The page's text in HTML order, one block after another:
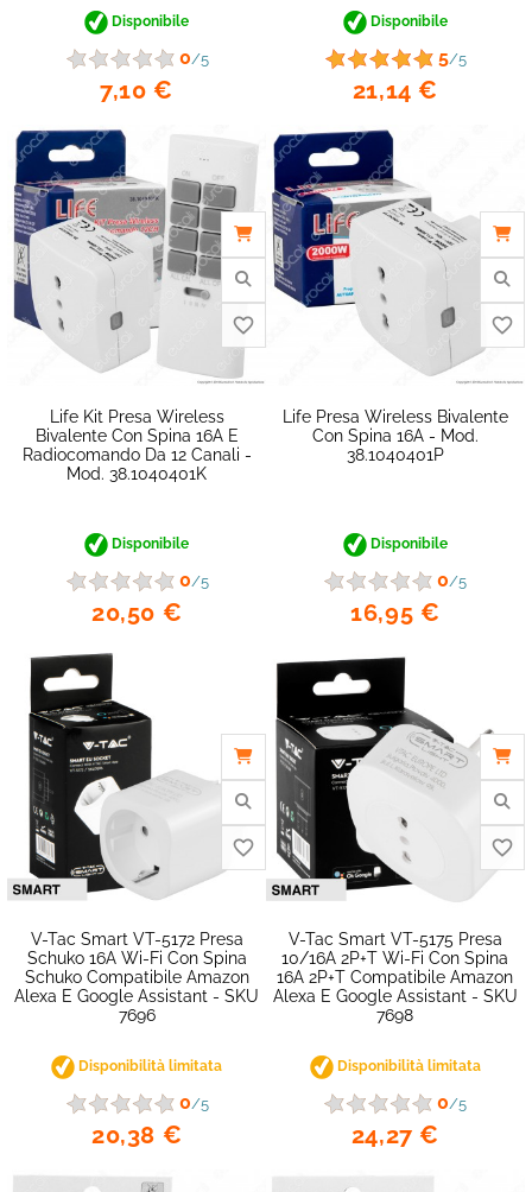
Disponibile
0/5
7,10 €
Disponibile
5/5
21,14 €
Life Kit Presa Wireless
Bivalente Con Spina 16A E
Radiocomando Da 12 Canali -
Mod. 38.1040401K
Disponibile
0/5
20,50 €
Life Presa Wireless Bivalente
Con Spina 16A - Mod.
38.1040401P
Disponibile
0/5
16,95 €
V-Tac Smart VT-5172 Presa
Schuko 16A Wi-Fi Con Spina
Schuko Compatibile Amazon
Alexa E Google Assistant - SKU
7696
Disponibilità limitata
0/5
20,38 €
V-Tac Smart VT-5175 Presa
10/16A 2P+T Wi-Fi Con Spina
16A 2P+T Compatibile Amazon
Alexa E Google Assistant - SKU
7698
Disponibilità limitata
0/5
24,27 €